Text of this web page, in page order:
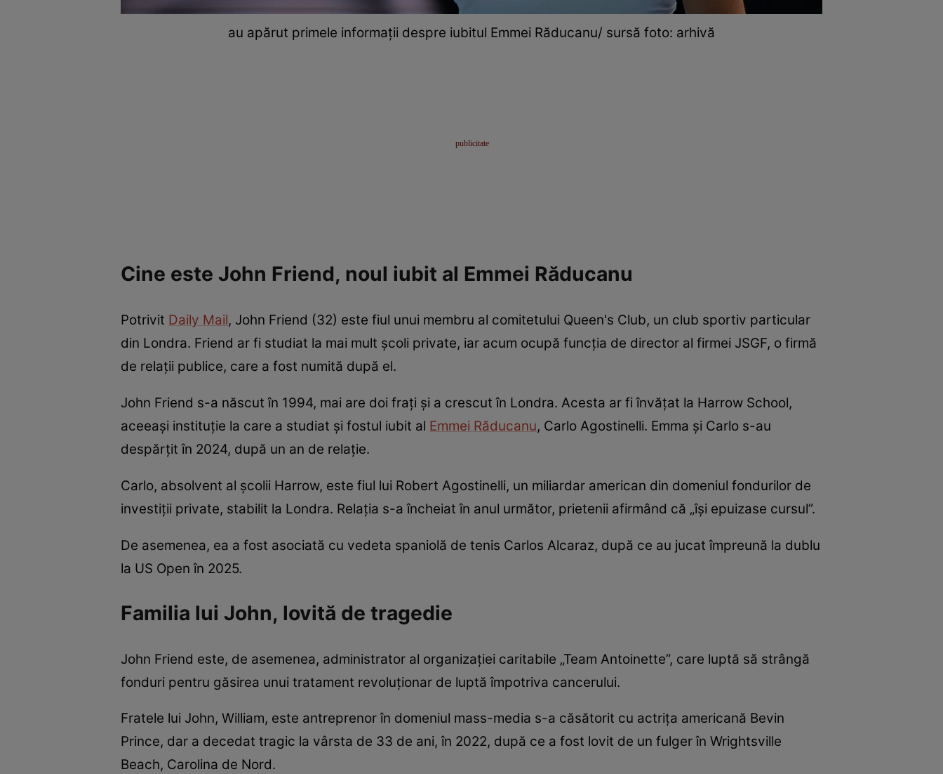
au apărut primele informații despre iubitul Emmei Răducanu/ sursă foto: arhivă
Cine este John Friend, noul iubit al Emmei Răducanu
Potrivit Daily Mail, John Friend (32) este fiul unui membru al comitetului Queen's Club, un club sportiv particular
din Londra. Friend ar fi studiat la mai mult școli private, iar acum ocupă funcția de director al firmei JSGF, o firmă
de relații publice, care a fost numită după el.
John Friend s-a născut în 1994, mai are doi frați și a crescut în Londra. Acesta ar fi învățat la Harrow School,
aceeași instituție la care a studiat și fostul iubit al Emmei Răducanu, Carlo Agostinelli. Emma și Carlo s-au
despărțit în 2024, după un an de relație.
Carlo, absolvent al școlii Harrow, este fiul lui Robert Agostinelli, un miliardar american din domeniul fondurilor de
investiții private, stabilit la Londra. Relația s-a încheiat în anul următor, prietenii afirmând că „își epuizase cursul”.
De asemenea, ea a fost asociată cu vedeta spaniolă de tenis Carlos Alcaraz, după ce au jucat împreună la dublu
la US Open în 2025.
Familia lui John, lovită de tragedie
John Friend este, de asemenea, administrator al organizației caritabile „Team Antoinette”, care luptă să strângă
fonduri pentru găsirea unui tratament revoluționar de luptă împotriva cancerului.
Fratele lui John, William, este antreprenor în domeniul mass-media s-a căsătorit cu actrița americană Bevin
Prince, dar a decedat tragic la vârsta de 33 de ani, în 2022, după ce a fost lovit de un fulger în Wrightsville
Beach, Carolina de Nord.